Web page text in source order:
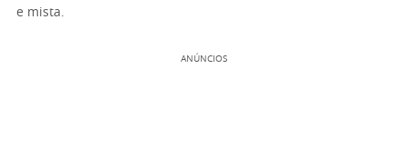
e mista.
ANÚNCIOS